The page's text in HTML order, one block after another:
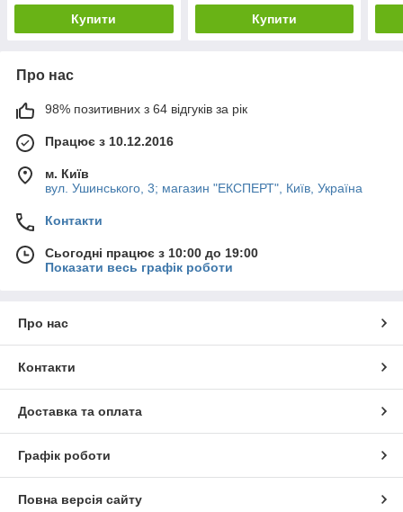
Купити Купити
Про нас
98% позитивних з 64 відгуків за рік
Працює з 10.12.2016
м. Київ
вул. Ушинського, 3; магазин "ЕКСПЕРТ", Київ, Україна
Контакти
Сьогодні працює з 10:00 до 19:00
Показати весь графік роботи
Про нас
Контакти
Доставка та оплата
Графік роботи
Повна версія сайту